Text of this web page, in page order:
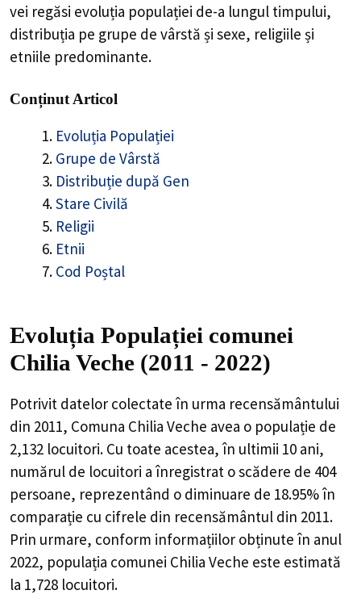
vei regăsi evoluția populației de-a lungul timpului,
distribuția pe grupe de vârstă și sexe, religiile și
etniile predominante.
Conținut Articol
Evoluția Populației
Grupe de Vârstă
Distribuție după Gen
Stare Civilă
Religii
Etnii
Cod Poștal
Evoluția Populației comunei
Chilia Veche (2011 - 2022)
Potrivit datelor colectate în urma recensământului
din 2011, Comuna Chilia Veche avea o populație de
2,132 locuitori. Cu toate acestea, în ultimii 10 ani,
numărul de locuitori a înregistrat oscădere de 404
persoane, reprezentând o diminuare de 18.95%în
comparație cu cifrele din recensământul din 2011.
Prin urmare, conform informațiilor obținute în anul
2022, populația comunei Chilia Veche este estimată
la 1,728 locuitori.